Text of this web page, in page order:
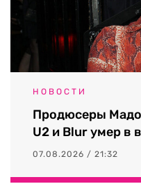
НОВОСТИ
Продюсеры
U2 и Blur умер в
07.08.2026 / 21:32